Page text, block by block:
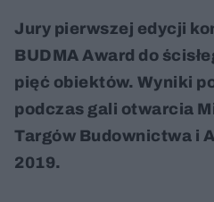
Jury pierwszej edycji
BUDMA Award do
pięć obiektów. Wyniki
podczas gali otwarcia
Targów Budownictwa i
2019.